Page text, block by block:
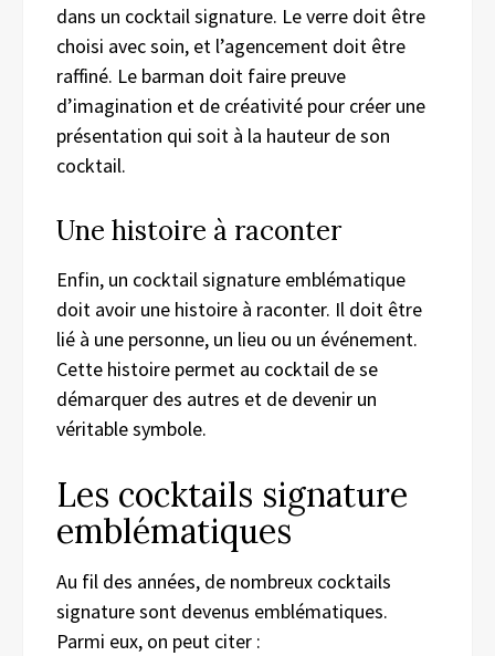
dans un cocktail signature. Le verre doit être
choisi avec soin, et l’agencement doit être
raffiné. Le barman doit faire preuve
d’imagination et de créativité pour créer une
présentation qui soit à la hauteur de son
cocktail.
Une histoire à raconter
Enfin, un cocktail signature emblématique
doit avoir une histoire à raconter. Il doit être
lié à une personne, un lieu ou un événement.
Cette histoire permet au cocktail de se
démarquer des autres et de devenir un
véritable symbole.
Les cocktails signature
emblématiques
Au fil des années, de nombreux cocktails
signature sont devenus emblématiques.
Parmi eux, on peut citer :